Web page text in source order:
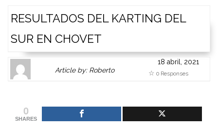
RESULTADOS DEL KARTING DEL
SUR EN CHOVET
Author
Gravatar
Article by: Roberto
or
18 abril, 2021
0 Responses
0
SHARES